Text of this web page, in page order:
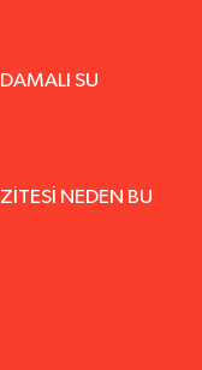
SU
NEDEN BU